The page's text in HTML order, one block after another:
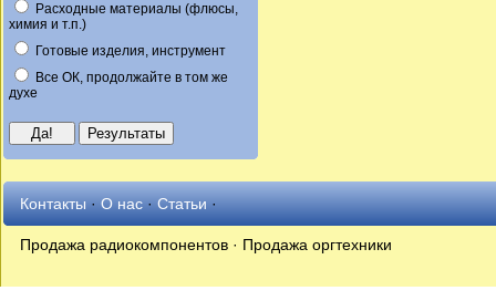
Расходные материалы (флюсы,
химия и т.п.)
Готовые изделия, инструмент
Все ОК, продолжайте в том же
духе
Контакты·О нас·Статьи·
Продажа радиокомпонентов · Продажа оргтехники